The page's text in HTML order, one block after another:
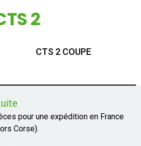
2
CTS 2 COUPE
pour une expédition en France
Corse).